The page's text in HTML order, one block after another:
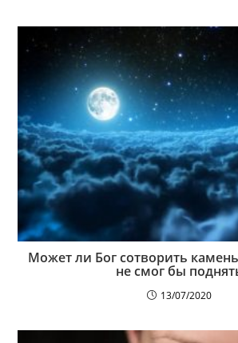
Может ли Бог сотворить
не смог бы
13/07/2020